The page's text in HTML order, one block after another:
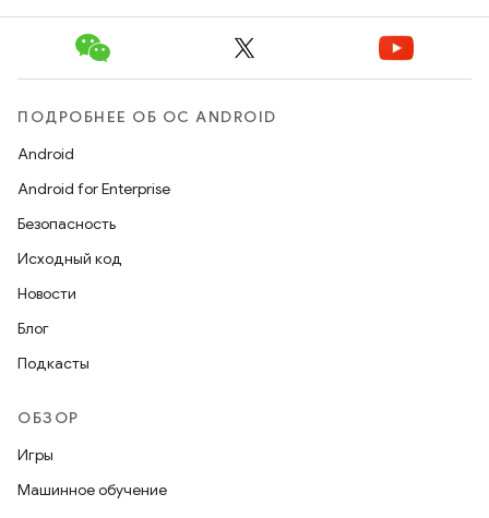
ПОДРОБНЕЕ ОБ ОС ANDROID
Android
Android for Enterprise
Безопасность
Исходный код
Новости
Блог
Подкасты
ОБЗОР
Игры
Машинное обучение